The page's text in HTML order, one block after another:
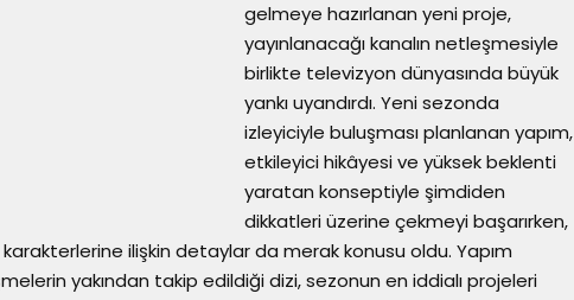
gelmeye hazırlanan yeni proje,
yayınlanacağı kanalın netleşmesiyle
birlikte televizyon dünyasında büyük
yankı uyandırdı. Yeni sezonda
izleyiciyle buluşması planlanan yapım,
etkileyici hikâyesi ve yüksek beklenti
yaratan konseptiyle şimdiden
dikkatleri üzerine çekmeyi başarırken,
ilişkin detaylar da merak konusu oldu. Yapım
yakından takip edildiği dizi, sezonun en iddialı projeleri